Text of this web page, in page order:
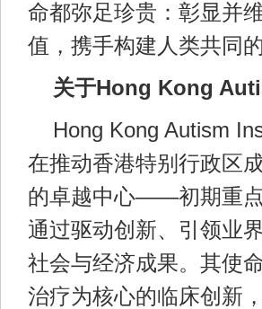
命都弥足珍贵：彰显并
值，携手构建人类共同的
关于Hong Kong
Hong Kong Autism
在推动香港特别行政区
的卓越中心——初期重
通过驱动创新、引领业
社会与经济成果。其使
治疗为核心的临床创新